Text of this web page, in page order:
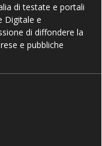
di testate e portali
Digitale e
di diffondere la
e pubbliche